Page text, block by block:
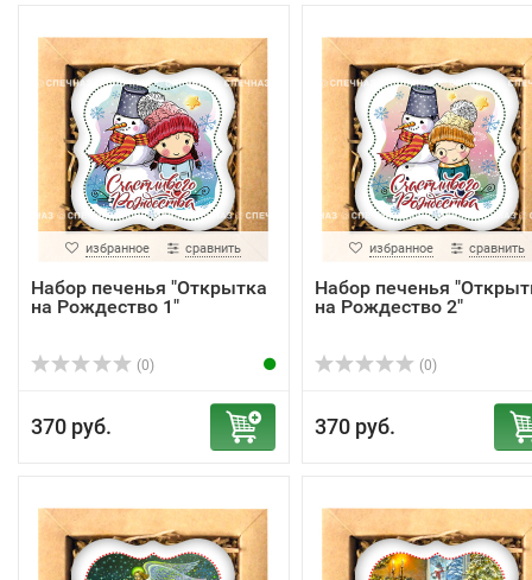
избранное сравнить
Набор печенья "Открытка
на Рождество 1"
(0)
370 руб.
избранное сравнить
Набор печенья
на Рождество 2"
(0)
370 руб.